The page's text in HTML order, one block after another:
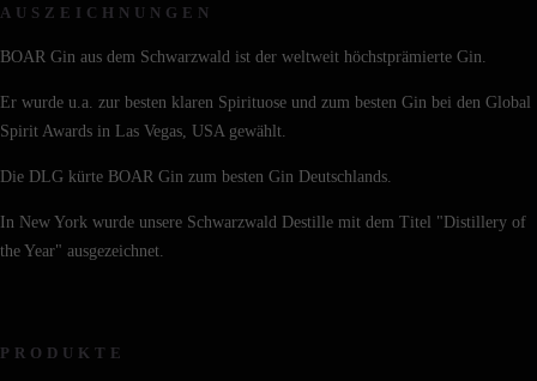
AUSZEICHNUNGEN
BOAR Gin aus dem Schwarzwald ist der weltweit höchstprämierte Gin.
Er wurde u.a. zur besten klaren Spirituose und zum besten Gin bei den Global
Spirit Awards in Las Vegas, USA gewählt.
Die DLG kürte BOAR Gin zum besten Gin Deutschlands.
In New York wurde unsere Schwarzwald Destille mit dem Titel "Distillery of
the Year" ausgezeichnet.
PRODUKTE